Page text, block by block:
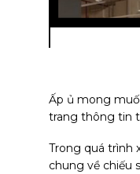
Ấp ủ mong
trang thông tin
Trong quá trình
chung về chiếu